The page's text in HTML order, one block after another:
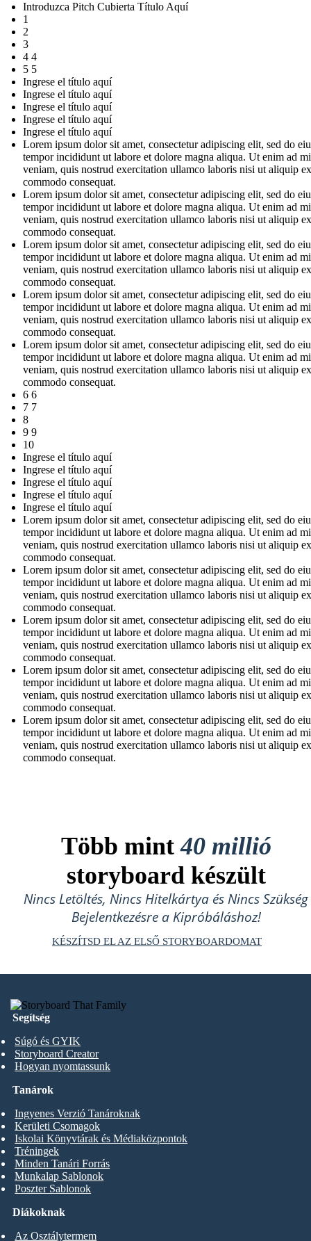
Introduzca Pitch Cubierta Título Aquí
1
2
3
4 4
5 5
Ingrese el título aquí
Ingrese el título aquí
Ingrese el título aquí
Ingrese el título aquí
Ingrese el título aquí
Lorem ipsum dolor sit amet, consectetur adipiscing elit, sed do
tempor incididunt ut labore et dolore magna aliqua. Ut enim ad
veniam, quis nostrud exercitation ullamco laboris nisi ut aliquip
commodo consequat.
Lorem ipsum dolor sit amet, consectetur adipiscing elit, sed do
tempor incididunt ut labore et dolore magna aliqua. Ut enim ad
veniam, quis nostrud exercitation ullamco laboris nisi ut aliquip
commodo consequat.
Lorem ipsum dolor sit amet, consectetur adipiscing elit, sed do
tempor incididunt ut labore et dolore magna aliqua. Ut enim ad
veniam, quis nostrud exercitation ullamco laboris nisi ut aliquip
commodo consequat.
Lorem ipsum dolor sit amet, consectetur adipiscing elit, sed do
tempor incididunt ut labore et dolore magna aliqua. Ut enim ad
veniam, quis nostrud exercitation ullamco laboris nisi ut aliquip
commodo consequat.
Lorem ipsum dolor sit amet, consectetur adipiscing elit, sed do
tempor incididunt ut labore et dolore magna aliqua. Ut enim ad
veniam, quis nostrud exercitation ullamco laboris nisi ut aliquip
commodo consequat.
6 6
7 7
8
9 9
10
Ingrese el título aquí
Ingrese el título aquí
Ingrese el título aquí
Ingrese el título aquí
Ingrese el título aquí
Lorem ipsum dolor sit amet, consectetur adipiscing elit, sed do
tempor incididunt ut labore et dolore magna aliqua. Ut enim ad
veniam, quis nostrud exercitation ullamco laboris nisi ut aliquip
commodo consequat.
Lorem ipsum dolor sit amet, consectetur adipiscing elit, sed do
tempor incididunt ut labore et dolore magna aliqua. Ut enim ad
veniam, quis nostrud exercitation ullamco laboris nisi ut aliquip
commodo consequat.
Lorem ipsum dolor sit amet, consectetur adipiscing elit, sed do
tempor incididunt ut labore et dolore magna aliqua. Ut enim ad
veniam, quis nostrud exercitation ullamco laboris nisi ut aliquip
commodo consequat.
Lorem ipsum dolor sit amet, consectetur adipiscing elit, sed do
tempor incididunt ut labore et dolore magna aliqua. Ut enim ad
veniam, quis nostrud exercitation ullamco laboris nisi ut aliquip
commodo consequat.
Lorem ipsum dolor sit amet, consectetur adipiscing elit, sed do
tempor incididunt ut labore et dolore magna aliqua. Ut enim ad
veniam, quis nostrud exercitation ullamco laboris nisi ut aliquip
commodo consequat.
Több mint40 millió
storyboard készült
Nincs Letöltés, Nincs Hitelkártya és Nincs Szükség
Bejelentkezésre a Kipróbáláshoz!
KÉSZÍTSD EL AZ ELSŐ STORYBOARDOMAT
Segítség
Súgó és GYIK
Storyboard Creator
Hogyan nyomtassunk
Diákoknak
Az Osztálytermem
Tanárok
Ingyenes Verzió Tanároknak
Kerületi Csomagok
Iskolai Könyvtárak és Médiaközpontok
Tréningek
Minden Tanári Forrás
Munkalap Sablonok
Poszter Sablonok